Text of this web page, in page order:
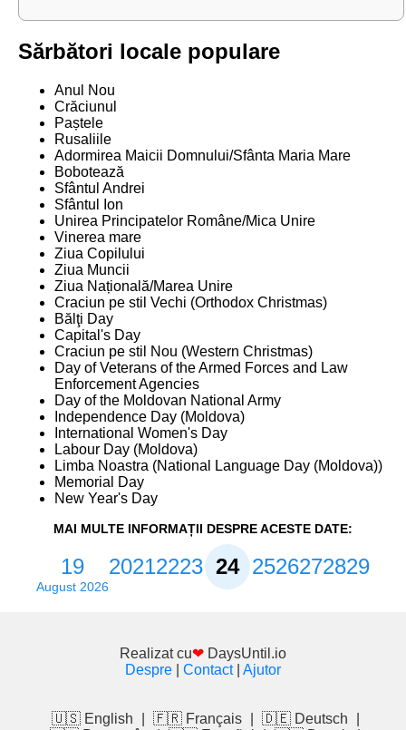
Sărbători locale populare
Anul Nou
Crăciunul
Paștele
Rusaliile
Adormirea Maicii Domnului/Sfânta Maria Mare
Bobotează
Sfântul Andrei
Sfântul Ion
Unirea Principatelor Române/Mica Unire
Vinerea mare
Ziua Copilului
Ziua Muncii
Ziua Națională/Marea Unire
Craciun pe stil Vechi (Orthodox Christmas)
Bălţi Day
Capital's Day
Craciun pe stil Nou (Western Christmas)
Day of Veterans of the Armed Forces and Law
Enforcement Agencies
Day of the Moldovan National Army
Independence Day (Moldova)
International Women's Day
Labour Day (Moldova)
Limba Noastra (National Language Day (Moldova))
Memorial Day
New Year's Day
MAI MULTE INFORMAȚII DESPRE ACESTE DATE:
19
August 2026
20212223242526272829
Realizat cu❤ DaysUntil.io
Despre
Contact| Ajutor
🇺🇸 English 🇫🇷 Français 🇩🇪 Deutsch